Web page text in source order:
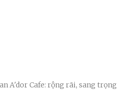
A'dor Cafe: rộng rãi, sang trọng